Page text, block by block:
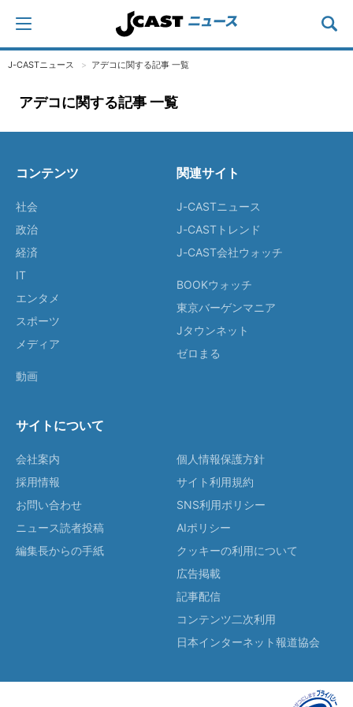
J-CASTニュース アデコに関する記事 一覧
アデコに関する記事 一覧
コンテンツ
社会
政治
経済
IT
エンタメ
スポーツ
メディア
動画
関連サイト
J-CASTニュース
J-CASTトレンド
J-CAST会社ウォッチ
BOOKウォッチ
東京バーゲンマニア
Jタウンネット
ゼロまる
サイトについて
会社案内
採用情報
お問い合わせ
ニュース読者投稿
編集長からの手紙
個人情報保護方針
サイト利用規約
SNS利用ポリシー
AIポリシー
クッキーの利用について
広告掲載
記事配信
コンテンツ二次利用
日本インターネット報道協会